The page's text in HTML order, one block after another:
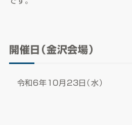
開催日（金沢会場）
令和６年10月23日（水）